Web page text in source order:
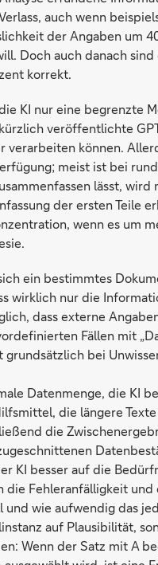
auch wenn
der Angaben um
Doch auch danach
korrekt.
KI nur eine begrenzte
veröffentlichte
verarbeiten können.
meist ist bei
lässt, wird
der ersten Teile
wenn es um
ein bestimmtes
wirklich nur die
dass externe
Fällen mit
bei
Datenmenge, die KI
die längere
die
KI besser auf die
Fehleranfälligkeit
wie aufwendig das
auf Plausibilität,
Wenn der Satz mit A